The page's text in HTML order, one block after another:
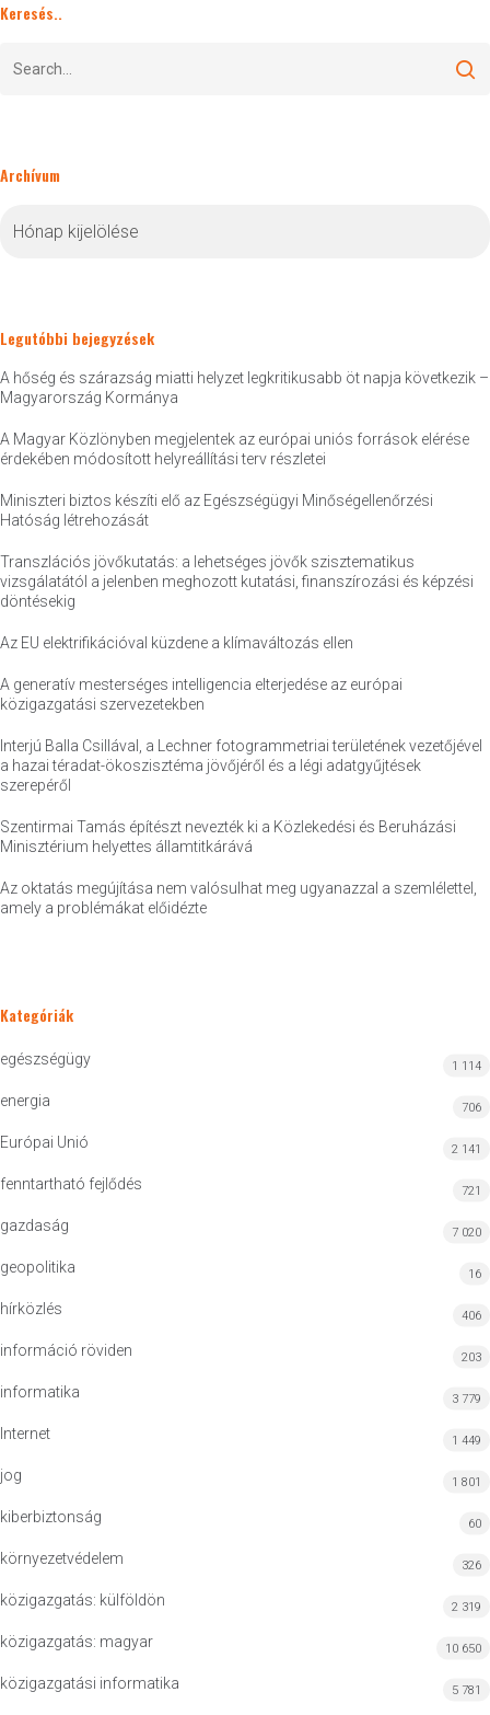
Keresés..
Archívum
Legutóbbi bejegyzések
A hőség és szárazság miatti helyzet legkritikusabb öt napja következik –
Magyarország Kormánya
A Magyar Közlönyben megjelentek az európai uniós források elérése
érdekében módosított helyreállítási terv részletei
Miniszteri biztos készíti elő az Egészségügyi Minőségellenőrzési
Hatóság létrehozását
Transzlációs jövőkutatás: a lehetséges jövők szisztematikus
vizsgálatától a jelenben meghozott kutatási, finanszírozási és képzési
döntésekig
Az EU elektrifikációval küzdene a klímaváltozás ellen
A generatív mesterséges intelligencia elterjedése az európai
közigazgatási szervezetekben
Interjú Balla Csillával, a Lechner fotogrammetriai területének vezetőjével
a hazai téradat-ökoszisztéma jövőjéről és a légi adatgyűjtések
szerepéről
Szentirmai Tamás építészt nevezték ki a Közlekedési és Beruházási
Minisztérium helyettes államtitkárává
Az oktatás megújítása nem valósulhat meg ugyanazzal a szemlélettel,
amely a problémákat előidézte
Kategóriák
egészségügy 1 114
energia 706
Európai Unió 2 141
fenntartható fejlődés 721
gazdaság 7 020
geopolitika 16
hírközlés 406
információ röviden 203
informatika 3 779
Internet 1 449
jog 1 801
kiberbiztonság 60
környezetvédelem 326
közigazgatás: külföldön 2 319
közigazgatás: magyar 10 650
közigazgatási informatika 5 781